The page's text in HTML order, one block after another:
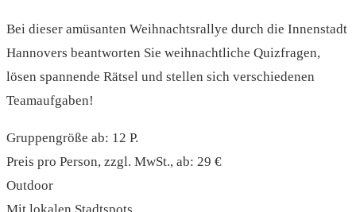
Bei dieser amüsanten Weihnachtsrallye durch die Innenstadt
Hannovers beantworten Sie weihnachtliche Quizfragen,
lösen spannende Rätsel und stellen sich verschiedenen
Teamaufgaben!
Gruppengröße ab: 12 P.
Preis pro Person, zzgl. MwSt., ab: 29 €
Outdoor